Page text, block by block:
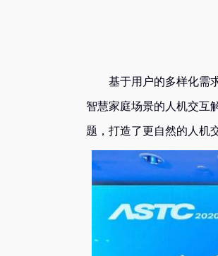
基于用户的多样化需求
智慧家庭场景的人机交互
题，打造了更自然的人机